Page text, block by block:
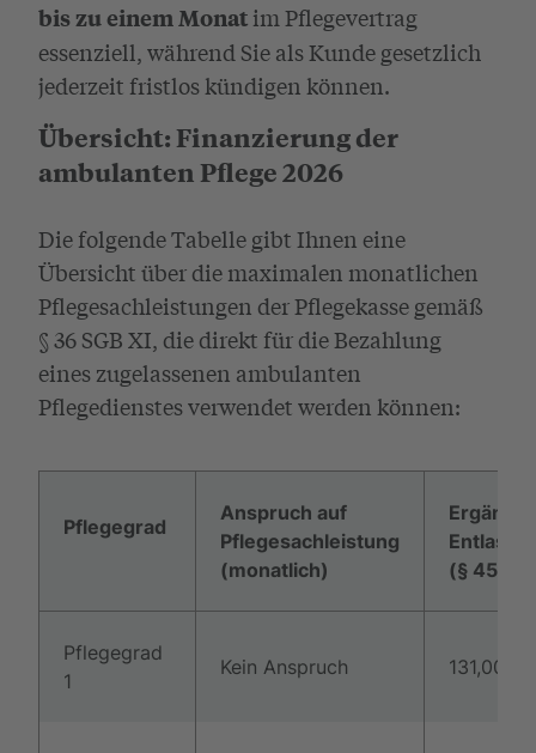
bis zu einem Monat im Pflegevertrag
essenziell, während Sie als Kunde gesetzlich
jederzeit fristlos kündigen können.
Übersicht: Finanzierung der
ambulanten Pflege 2026
Die folgende Tabelle gibt Ihnen eine
Übersicht über die maximalen monatlichen
Pflegesachleistungen der Pflegekasse gemäß
§ 36 SGB XI, die direkt für die Bezahlung
eines zugelassenen ambulanten
Pflegedienstes verwendet werden können:
Pflegegrad
Anspruch auf
Pflegesachleistung
(monatlich)
(§ 45b
Pflegegrad
1
Kein Anspruch 131,00 €